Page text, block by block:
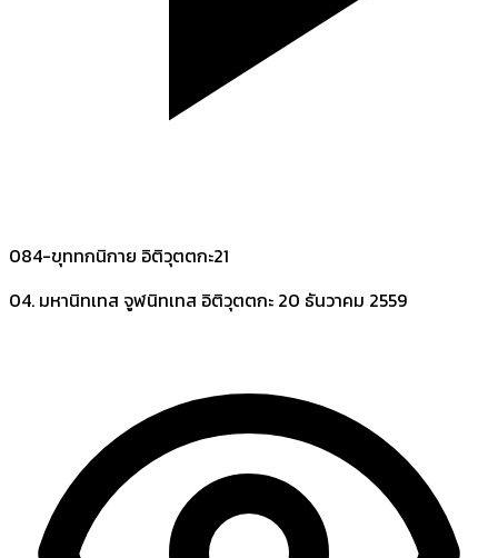
084-ขุททกนิกาย อิติวุตตกะ21
04. มหานิทเทส จูฬนิทเทส อิติวุตตกะ 20 ธันวาคม 2559